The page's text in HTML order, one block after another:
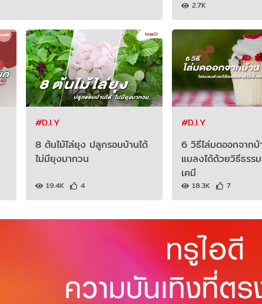
2.7K
#D.I.Y
8 ต้นไม้ไล่ยุง ปลูกรอบบ้านได้
ไม่มียุงมากวน
19.4K 4
#D.I.Y
6 วิธีไล่มดออกจากบ้
แมลงได้ด้วยวิธีธรร
เคมี
18.3K 7